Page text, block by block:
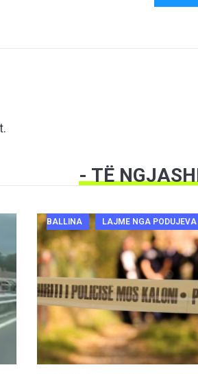
- TË
BALLINA LAJME NGA PODUJEVA